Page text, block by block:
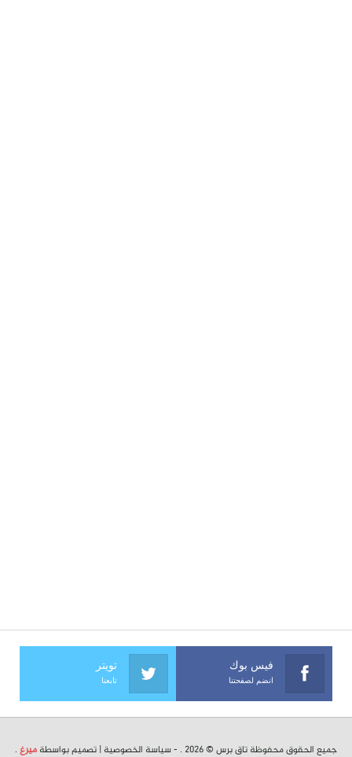
فيس بوك
انضم لصفحتنا
تويتر
تابعنا
جميع الحقوق محفوظة تاق برس © 2026 . - سياسة الخصوصية | تصميم بواسطة ميرغ .